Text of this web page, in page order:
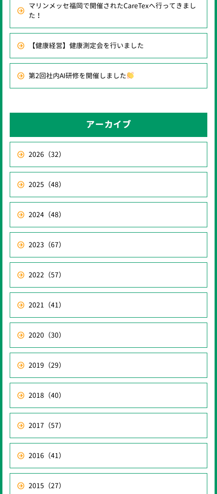
マリンメッセ福岡で開催されたCareTexへ行ってきまし
た！
【健康経営】健康測定会を行いました
第2回社内AI研修を開催しました
アーカイブ
2026 （32）
2025 （48）
2024 （48）
2023 （67）
2022 （57）
2021 （41）
2020 （30）
2019 （29）
2018 （40）
2017 （57）
2016 （41）
2015 （27）